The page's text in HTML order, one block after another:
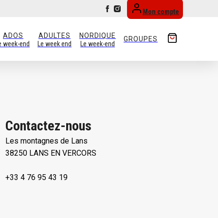
Mon compte
ADOS
week-end
ADULTES
Le week end
NORDIQUE
Le week-end
GROUPES
Contactez-nous
Les montagnes de Lans
38250 LANS EN VERCORS
+33 4 76 95 43 19